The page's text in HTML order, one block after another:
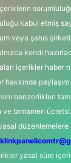
kabul etmiş
veya şahıs şirketi
kendi
içerikler haber
paylaşım
benzerlikleri
ve tamamen
düzenlemelere
yasal süre